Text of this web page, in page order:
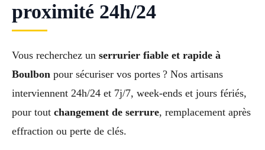
proximité 24h/24
Vous recherchez un serrurier fiable et rapide à
Boulbon pour sécuriser vos portes ? Nos artisans
interviennent 24h/24 et 7j/7, week-ends et jours fériés,
pour tout changement de serrure, remplacement après
effraction ou perte de clés.